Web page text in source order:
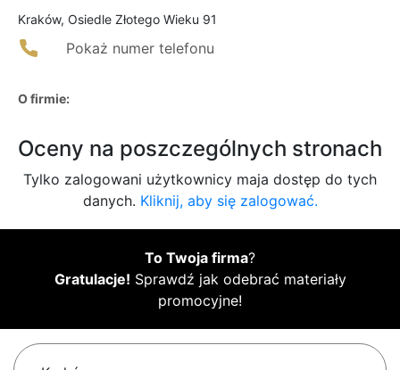
Kraków, Osiedle Złotego Wieku 91
Pokaż numer telefonu
O firmie:
Oceny na poszczególnych stronach
Tylko zalogowani użytkownicy maja dostęp do tych
danych. Kliknij, aby się zalogować.
To Twoja firma?
Gratulacje! Sprawdź jak odebrać materiały
promocyjne!